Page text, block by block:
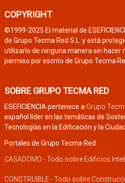
COPYRIGHT
©1999-2025 El material de
de Grupo Tecma Red S.L. y está
utilizarlo de ninguna manera sin hacer
permiso por escrito de Grupo Tecma
SOBRE GRUPO TECMA RED
ESEFICIENCIA pertenece a Grupo
español líder en las temáticas de
Tecnologías en la Edificación y la
Portales de Grupo Tecma Red:
CASADOMO - Todo sobre Edificios
CONSTRUIBLE - Todo sobre